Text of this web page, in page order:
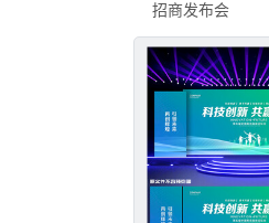
招商发布会